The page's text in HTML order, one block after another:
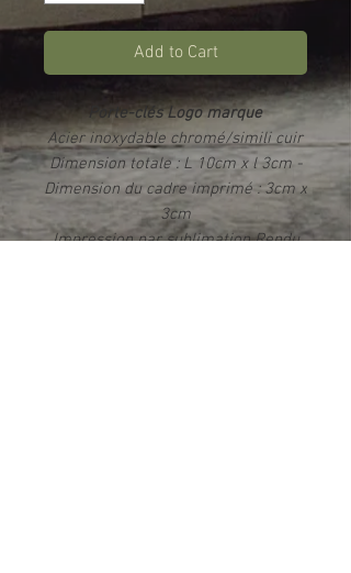
Add to Cart
Porte-clés Logo marque
Acier inoxydable chromé/simili cuir
Dimension totale : L 10cm x l 3cm -
Dimension du cadre imprimé : 3cm x
3cm
Impression par sublimation Rendu